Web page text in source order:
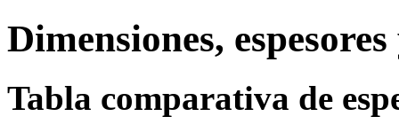
Dimensiones,
Tabla comparativa de